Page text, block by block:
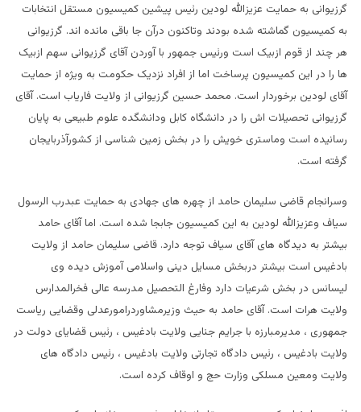
گرزیوانی به حمایت عزیزالله لودین رئیس پیشین کمیسیون مستقل انتخابات
به کمیسیون گماشته شده بودند وتاکنون درآن جا باقی مانده اند. گرزیوانی
هر چند از قوم ازبيک است ورئیس جمهور با آوردن آقای گرزیوانی سهم ازبيک
ها را در این کمیسیون پرساخت اما از افراد نزدیک حکومت به ویژه از حمایت
آقای لودین برخوردار است. محمد حسین گرزیوانی از ولایت فاریاب است. آقای
گرزیوانی تحصیلات اش را در دانشگاه کابل ودانشگده علوم طبیعی به پایان
رسانیده است وماستری خویش را در بخش زمین شناسی از کشورآذربایجان
گرفته است.
وسرانجام قاضی سلیمان حامد از چهره های جهادی به حمایت عبدرب الرسول
سیاف وعزیزالله لودین به این کمیسيون جابجا شده است. اما آقای حامد
بیشتر به دیدگاه های آقای سیاف توجه دارد. قاضی سلیمان حامد از ولایت
بادغیس است بیشتر دربخش مسایل دینی واسلامی آموزش دیده وی
ليسانس در بخش شرعیات دارد وفارغ التحصیل مدرسه عالی فخرالمدارس
ولایت هرات است. آقای حامد به حیث وزیرمشاوردرامورعدلی وقضایی ریاست
جمهوری ، مدیرمبارزه با جرایم جنایی ولایت بادغیس ، رئیس قضایای دولت در
ولایت بادغیس ، رئیس دادگاه تجارتی ولایت بادغیس ، رئیس دادگاه های
ولایت ومعین مسلکی وزارت حج و اوقاف کرده است.